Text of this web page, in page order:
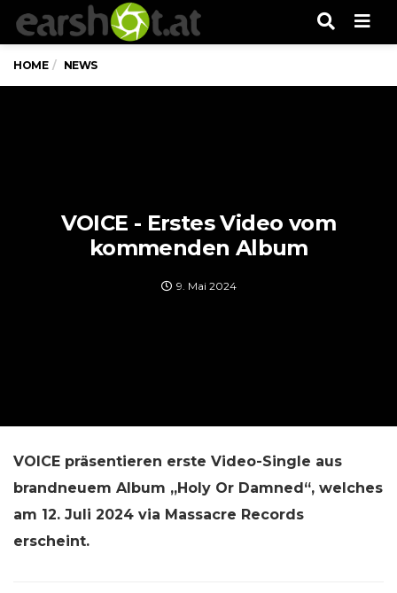
HOME NEWS
VOICE - Erstes Video vom
kommenden Album
9. Mai 2024
VOICE präsentieren erste Video-Single aus
brandneuem Album „Holy Or Damned“, welches
am 12. Juli 2024 via Massacre Records
erscheint.